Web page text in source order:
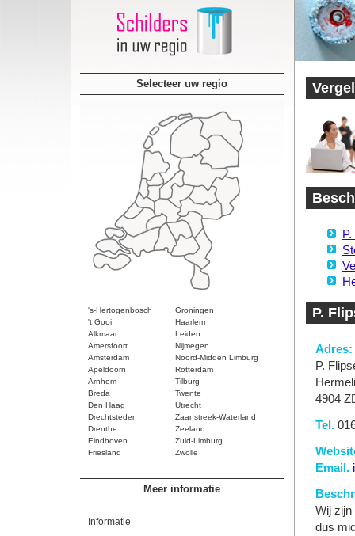
Selecteer uw regio
's-Hertogenbosch
Groningen
't Gooi
Haarlem
Alkmaar
Leiden
Amersfoort
Nijmegen
Amsterdam
Noord-Midden Limburg
Apeldoorn
Rotterdam
Arnhem
Tilburg
Breda
Twente
Den Haag
Utrecht
Drechtsteden
Zaanstreek-Waterland
Drenthe
Zeeland
Eindhoven
Zuid-Limburg
Friesland
Zwolle
Meer informatie
Informatie
P.
Adres:
P.
4904
Tel.
Email.
Wij zijn
dus